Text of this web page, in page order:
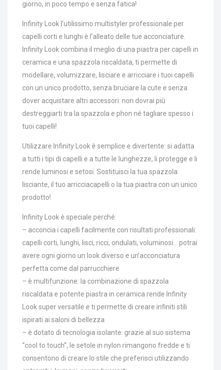
giorno, in poco tempo e senza fatica!
Infinity Look l’utilissimo multistyler professionale per
capelli corti e lunghi è l’alleato delle tue acconciature.
Infinity Look combina il meglio di una piastra per capelli in
ceramica e una spazzola riscaldata, ti permette di
modellare, volumizzare, lisciare e arricciare i tuoi capelli
con un unico prodotto, senza bruciare la cute e senza
dover acquistare altri accessori: non dovrai più
destreggiarti tra la spazzola e phon né tagliare spesso i
tuoi capelli!
Utilizzare Infinity Look è semplice e divertente: si adatta
a tutti i tipi di capelli e a tutte le lunghezze, li protegge e li
rende luminosi e setosi. Sostituisci la tua spazzola
lisciante, il tuo arricciacapelli o la tua piastra con un unico
prodotto!
Infinity Look è speciale perché:
– acconcia i capelli facilmente con risultati professionali:
capelli corti, lunghi, lisci, ricci, ondulati, voluminosi… potrai
avere ogni giorno un look diverso e un’acconciatura
perfetta come dal parrucchiere
– è multifunzione: la combinazione di spazzola
riscaldata e potente piastra in ceramica rende Infinity
Look super versatile e ti permette di creare infiniti stili
ispirati ai saloni di bellezza
– è dotato di tecnologia isolante: grazie al suo sistema
“cool to touch”, le setole in nylon rimangono fredde e ti
consentono di creare lo stile che preferisci utilizzando